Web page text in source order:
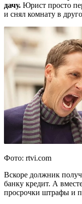
дачу. Юрист просто
и снял комнату в
Фото: rtvi.com
Вскоре должник
банку кредит. А
просрочки штрафы и